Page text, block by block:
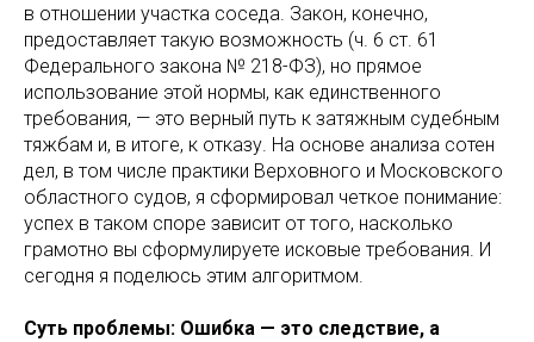
в отношении участка соседа. Закон, конечно,
предоставляет такую возможность (ч. 6 ст. 61
Федерального закона № 218-ФЗ), но прямое
использование этой нормы, как единственного
требования, — это верный путь к затяжным судебным
тяжбам и, в итоге, к отказу. На основе анализа сотен
дел, в том числе практики Верховного и Московского
областного судов, я сформировал четкое понимание:
успех в таком споре зависит от того, насколько
грамотно вы сформулируете исковые требования. И
сегодня я поделюсь этим алгоритмом.
Суть проблемы: Ошибка — это следствие, а